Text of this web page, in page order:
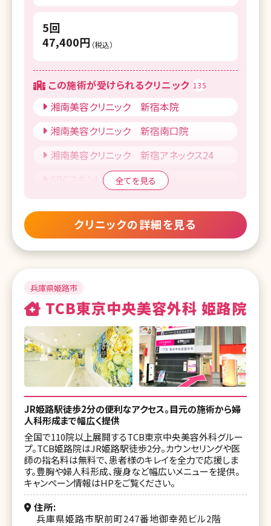
5回
47,400円 （税込）
この施術が受けられるクリニック 135
湘南美容クリニック 新宿本院
湘南美容クリニック 新宿南口院
湘南美容クリニック 新宿アネックス24
SBCスキンLab新宿
湘南美容クリニック Regno銀座院
湘南美容クリニック 新橋銀座口院
湘南美容皮フ科 渋谷公園通り院
SBC NEO Skin Clinic 恵比寿
湘南美容クリニック 表参道Oculus院
湘南美容クリニック 池袋東口院
湘南美容クリニック 池袋西口院
湘南美容クリニック 品川院
湘南美容クリニック 秋葉原院
湘南美容クリニック 上野院
湘南美容クリニック 錦糸町院
湘南美容クリニック 豊洲院
全てを見る
クリニックの詳細を見る
兵庫県姫路市
TCB東京中央美容外科 姫路院
JR姫路駅徒歩2分の便利なアクセス。目元の施術から婦
人科形成まで幅広く提供
全国で110院以上展開するTCB東京中央美容外科グルー
プ。TCB姫路院はJR姫路駅徒歩2分。カウンセリングや医
師の指名料は無料で、患者様のキレイを全力で応援しま
す。豊胸や婦人科形成、痩身など幅広いメニューを提供。
キャンペーン情報はHPをご覧ください。
住所
兵庫県姫路市駅前町247番地御幸苑ビル2階